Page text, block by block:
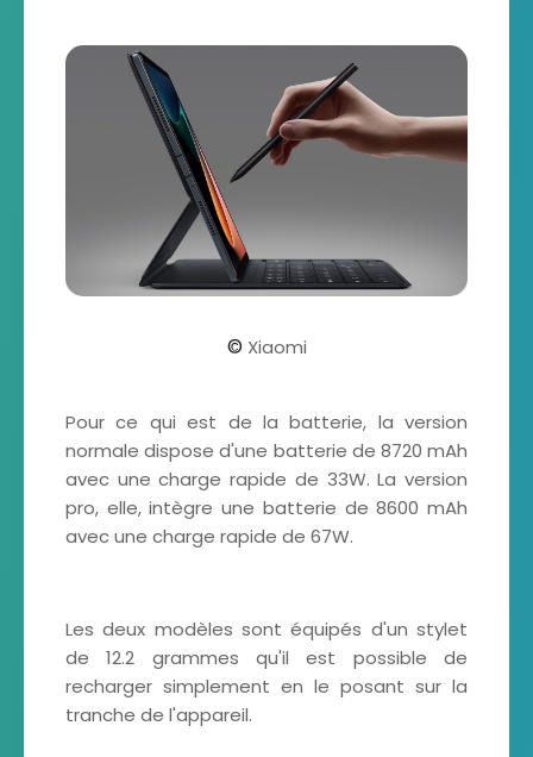
© Xiaomi
Pour ce qui est de la batterie, la version
normale dispose d'une batterie de 8720 mAh
avec une charge rapide de 33W. La version
pro, elle, intègre une batterie de 8600 mAh
avec une charge rapide de 67W.
Les deux modèles sont équipés d'un stylet
de 12.2 grammes qu'il est possible de
recharger simplement en le posant sur la
tranche de l'appareil.